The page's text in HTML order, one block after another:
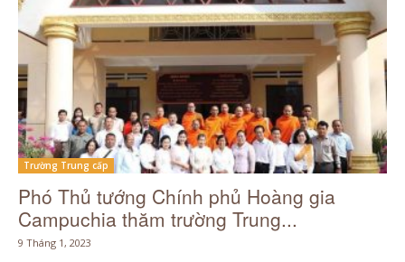
Trường Trung cấp
Phó Thủ tướng Chính phủ Hoàng gia
Campuchia thăm trường Trung...
9 Tháng 1, 2023